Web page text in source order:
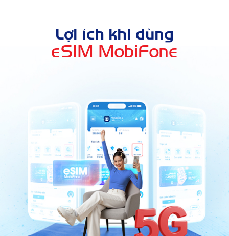
Lợi ích khi dùng
eSIM MobiFone